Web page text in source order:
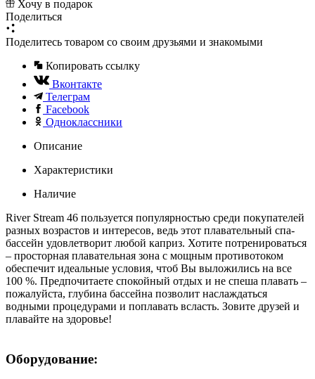
Хочу в подарок
Поделиться
Поделитесь товаром со своим друзьями и знакомыми
Копировать ссылку
Вконтакте
Телеграм
Facebook
Одноклассники
Описание
Характеристики
Наличие
River Stream 46 пользуется популярностью среди покупателей
разных возрастов и интересов, ведь этот плавательный спа-
бассейн удовлетворит любой каприз. Хотите потренироваться
– просторная плавательная зона с мощным противотоком
обеспечит идеальные условия, чтоб Вы выложились на все
100 %. Предпочитаете спокойный отдых и не спеша плавать –
пожалуйста, глубина бассейна позволит наслаждаться
водными процедурами и поплавать всласть. Зовите друзей и
плавайте на здоровье!
Оборудование: